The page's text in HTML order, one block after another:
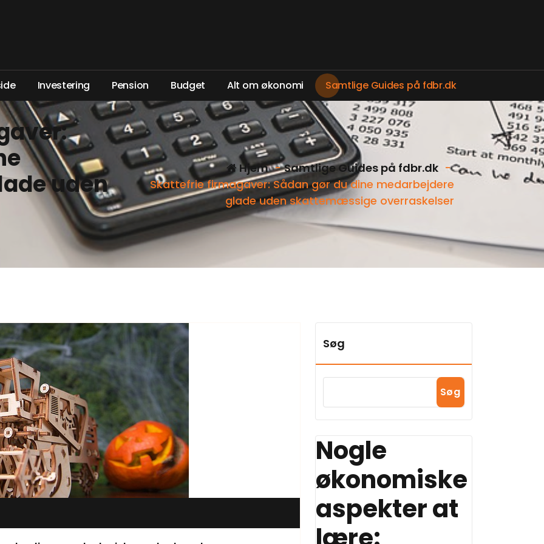
ide Investering Pension Budget Alt om økonomi Samtlige Guides på fdbr.dk
uden
Hjem-Samtlige Guides på fdbr.dk -
Skattefrie firmagaver: Sådan gør du dine medarbejdere
glade uden skattemæssige overraskelser
Søg
Søg
Nogle
økonomiske
aspekter at